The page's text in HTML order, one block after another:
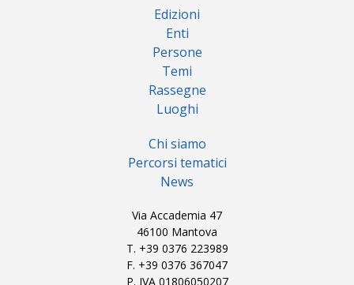
Edizioni
Enti
Persone
Temi
Rassegne
Luoghi
Chi siamo
Percorsi tematici
News
Via Accademia 47
46100 Mantova
T. +39 0376 223989
F. +39 0376 367047
P. IVA 01806050207